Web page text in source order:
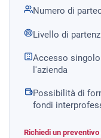
Numero di
Livello di
Accesso
l'azienda
Possibilità di
fondi
Richiedi un